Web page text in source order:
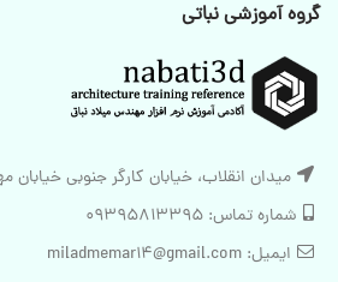
گروه آموزشی نباتی
میدان انقلاب، خیابان کارگر جنوبی خیابان
شماره تماس: 09395813395
ایمیل: miladmemar14@gmail.com